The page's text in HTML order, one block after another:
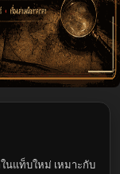
นแท็บใหม่ เหมาะกับ